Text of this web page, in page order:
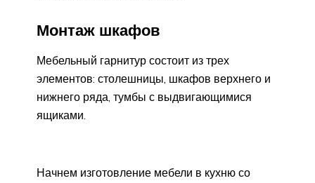
Монтаж шкафов
Мебельный гарнитур состоит из трех
элементов: столешницы, шкафов верхнего и
нижнего ряда, тумбы с выдвигающимися
ящиками.
Начнем изготовление мебели в кухню со